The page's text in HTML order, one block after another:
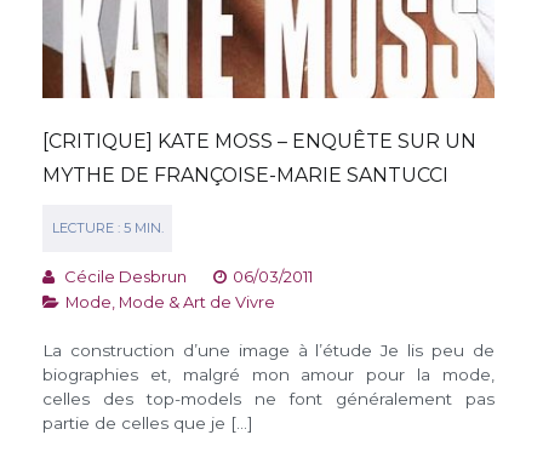
[CRITIQUE] KATE MOSS – ENQUÊTE SUR UN
MYTHE DE FRANÇOISE-MARIE SANTUCCI
Cécile Desbrun
06/03/2011
Mode Mode & Art de Vivre
La construction d’une image à l’étude Je lis peu de
biographies et, malgré mon amour pour la mode,
celles des top-models ne font généralement pas
partie de celles que je […]